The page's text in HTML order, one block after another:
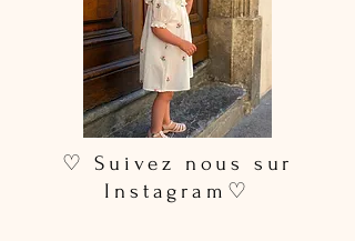
♡ Suivez nous sur
Instagram♡